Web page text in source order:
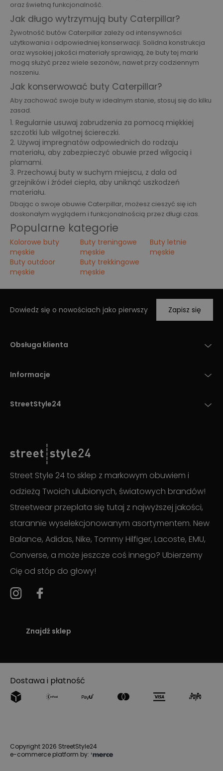
oraz świetną funkcjonalność.
Jak długo wytrzymują buty Caterpillar?
Żywotność butów Caterpillar zależy od intensywności
użytkowania i odpowiedniej konserwacji. Solidna konstrukcja
oraz wysokiej jakości materiały sprawiają, że buty tej marki
mogą służyć przez wiele sezonów, nawet przy codziennym
noszeniu.
Jak konserwować buty Caterpillar?
Aby zachować swoje buty w idealnym stanie, stosuj się do kilku
zasad.
1. Regularnie usuwaj zabrudzenia za pomocą miękkiej
szczotki lub wilgotnej ściereczki.
2. Używaj impregnatów odpowiednich do rodzaju
materiału, aby zabezpieczyć obuwie przed wilgocią i
plamami.
3. Przechowuj buty w suchym miejscu, z dala od
grzejników i źródeł ciepła, aby uniknąć uszkodzeń
materiału.
Dbając o swoje obuwie Caterpillar, możesz cieszyć się ich
doskonałym wyglądem i funkcjonalnością przez długi czas.
Popularne kategorie
Kolorowe buty
męskie
Buty outdoor
męskie
Buty treningowe
męskie
Buty trekkingowe
męskie
Buty letnie
męskie
Dowiedz się o nowościach jako pierwszy Zapisz się
Obsługa klienta
Informacje
StreetStyle24
Street Style 24 to sklep z markowym obuwiem i
odzieżą Twoich ulubionych, światowych brandów!
Streetwear przeplata się tutaj z najwyższej jakości,
starannie wyselekcjonowanym asortymentem. New
Balance, Adidas, Nike, Tommy Hilfiger, Lacoste, EMU,
Converse, a może jeszcze coś innego? Ubierzemy
Cię od stóp do głowy!
Znajdź sklep
Dostawa i płatność
Copyright 2026 StreetStyle24
e-commerce platform by: